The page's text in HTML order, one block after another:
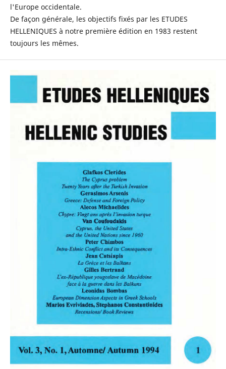
l'Europe occidentale.
De façon générale, les objectifs fixés par les ETUDES
HELLENIQUES à notre première édition en 1983 restent
toujours les mêmes.